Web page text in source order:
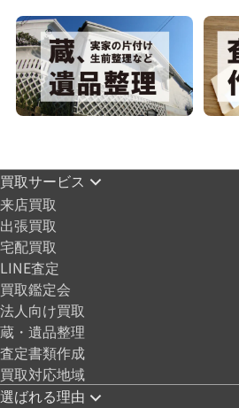
買取サービス
来店買取
出張買取
宅配買取
LINE査定
買取鑑定会
法人向け買取
蔵・遺品整理
査定書類作成
買取対応地域
選ばれる理由